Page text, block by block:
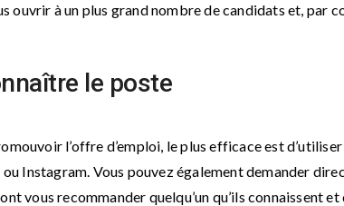
ouvrir à un plus grand nombre de candidats et, par
le poste
l’offre d’emploi, le plus efficace est
ou Instagram. Vous pouvez également demander
vous recommander quelqu’un qu’ils connaissent